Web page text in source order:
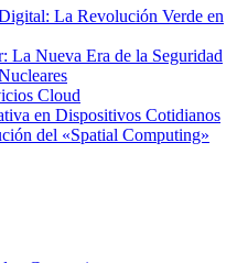
La Revolución Verde en
La Nueva Era de la Seguridad
Cloud
en Dispositivos Cotidianos
del «Spatial Computing»